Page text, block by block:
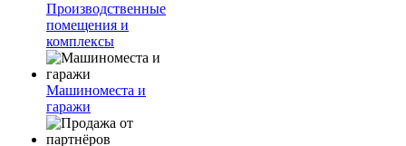
Производственные
помещения и
комплексы
Машиноместа и
гаражи